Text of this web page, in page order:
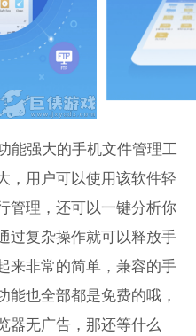
能强大的手机文件管理工
，用户可以使用该软件轻
管理，还可以一键分析你
过复杂操作就可以释放手
来非常的简单，兼容的手
也全部都是免费的哦，
器无广告，那还等什么